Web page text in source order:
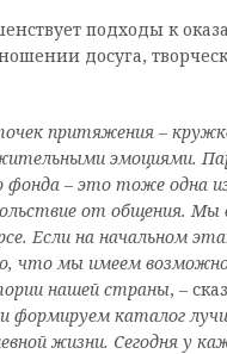
подходы к
досуга,
притяжения –
эмоциями.
фонда – это тоже одна
от общения.
Если на начальном
что мы имеем
нашей страны, –
формируем каталог
жизни. Сегодня у к